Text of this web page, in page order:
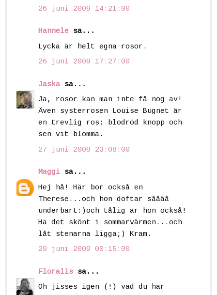
26 juni 2009 14:21:00
Hannele sa...
Lycka är helt egna rosor.
26 juni 2009 17:27:00
Jaska sa...
Ja, rosor kan man inte få nog av!
Även systerrosen Louise Bugnet är
en trevlig ros; blodröd knopp och
sen vit blomma.
27 juni 2009 23:08:00
Maggi sa...
Hej hå! Här bor också en
Therese...och hon doftar såååå
underbart:)och tålig är hon också!
Ha det skönt i sommarvärmen...och
låt stenarna ligga;) Kram.
29 juni 2009 00:15:00
Floralis sa...
Oh jisses igen (!) vad du har